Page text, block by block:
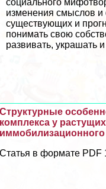
социального
изменения смыслов и
существующих и
понимать свою
развивать, украшать
Структурные
комплекса у
иммобилизационного
Статья в формате PDF